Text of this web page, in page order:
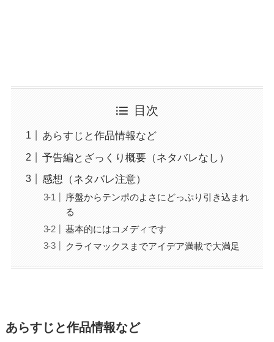
目次
あらすじと作品情報など
予告編とざっくり概要（ネタバレなし）
感想（ネタバレ注意）
序盤からテンポのよさにどっぷり引き込まれ
る
基本的にはコメディです
クライマックスまでアイデア満載で大満足
あらすじと作品情報など